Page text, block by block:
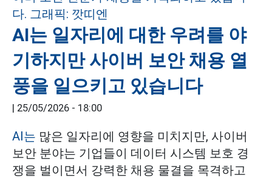
AI는 일자리에 대한 우려를 야
기하지만 사이버 보안 채용 열
풍을 일으키고 있습니다
| 25/05/2026 - 18:00
AI는 많은 일자리에 영향을 미치지만, 사이버
보안 분야는 기업들이 데이터 시스템 보호 경
쟁을 벌이면서 강력한 채용 물결을 목격하고